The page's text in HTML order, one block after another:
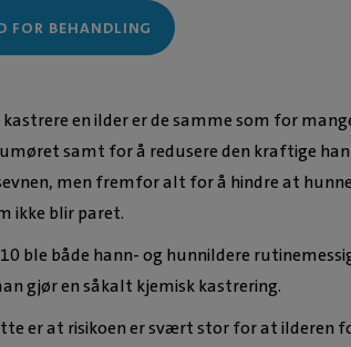
FOR BEHANDLING
en ilder er de samme som for
samt for å redusere den kraftige
men fremfor alt for å hindre at
ikke blir paret.
ble både hann- og hunnildere
gjør en såkalt kjemisk kastrering.
er at risikoen er svært stor for at ilderen